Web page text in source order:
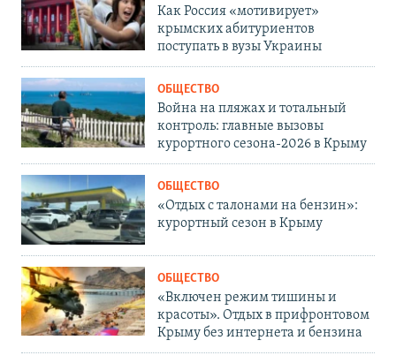
Как Россия «мотивирует»
крымских абитуриентов
поступать в вузы Украины
ОБЩЕСТВО
Война на пляжах и тотальный
контроль: главные вызовы
курортного сезона-2026 в Крыму
ОБЩЕСТВО
«Отдых с талонами на бензин»:
курортный сезон в Крыму
ОБЩЕСТВО
«Включен режим тишины и
красоты». Отдых в прифронтовом
Крыму без интернета и бензина